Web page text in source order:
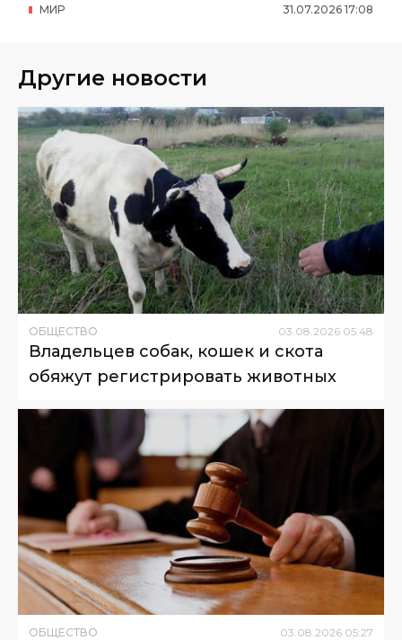
31.07.2026 17:08
МИР
Другие новости
ОБЩЕСТВО 03 08 2026 05:48
Владельцев собак, кошек и скота
обяжут регистрировать животных
ОБЩЕСТВО 03.08.2026 05:27